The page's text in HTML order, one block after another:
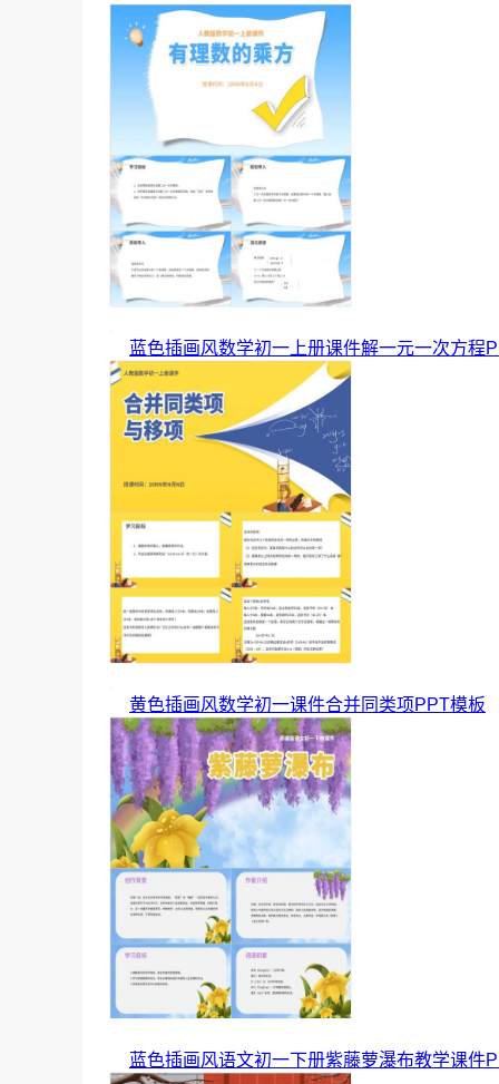
蓝色插画风数学初一上册课件解一元一次方程
黄色插画风数学初一课件合并同类项PPT模板
蓝色插画风语文初一下册紫藤萝瀑布教学课件